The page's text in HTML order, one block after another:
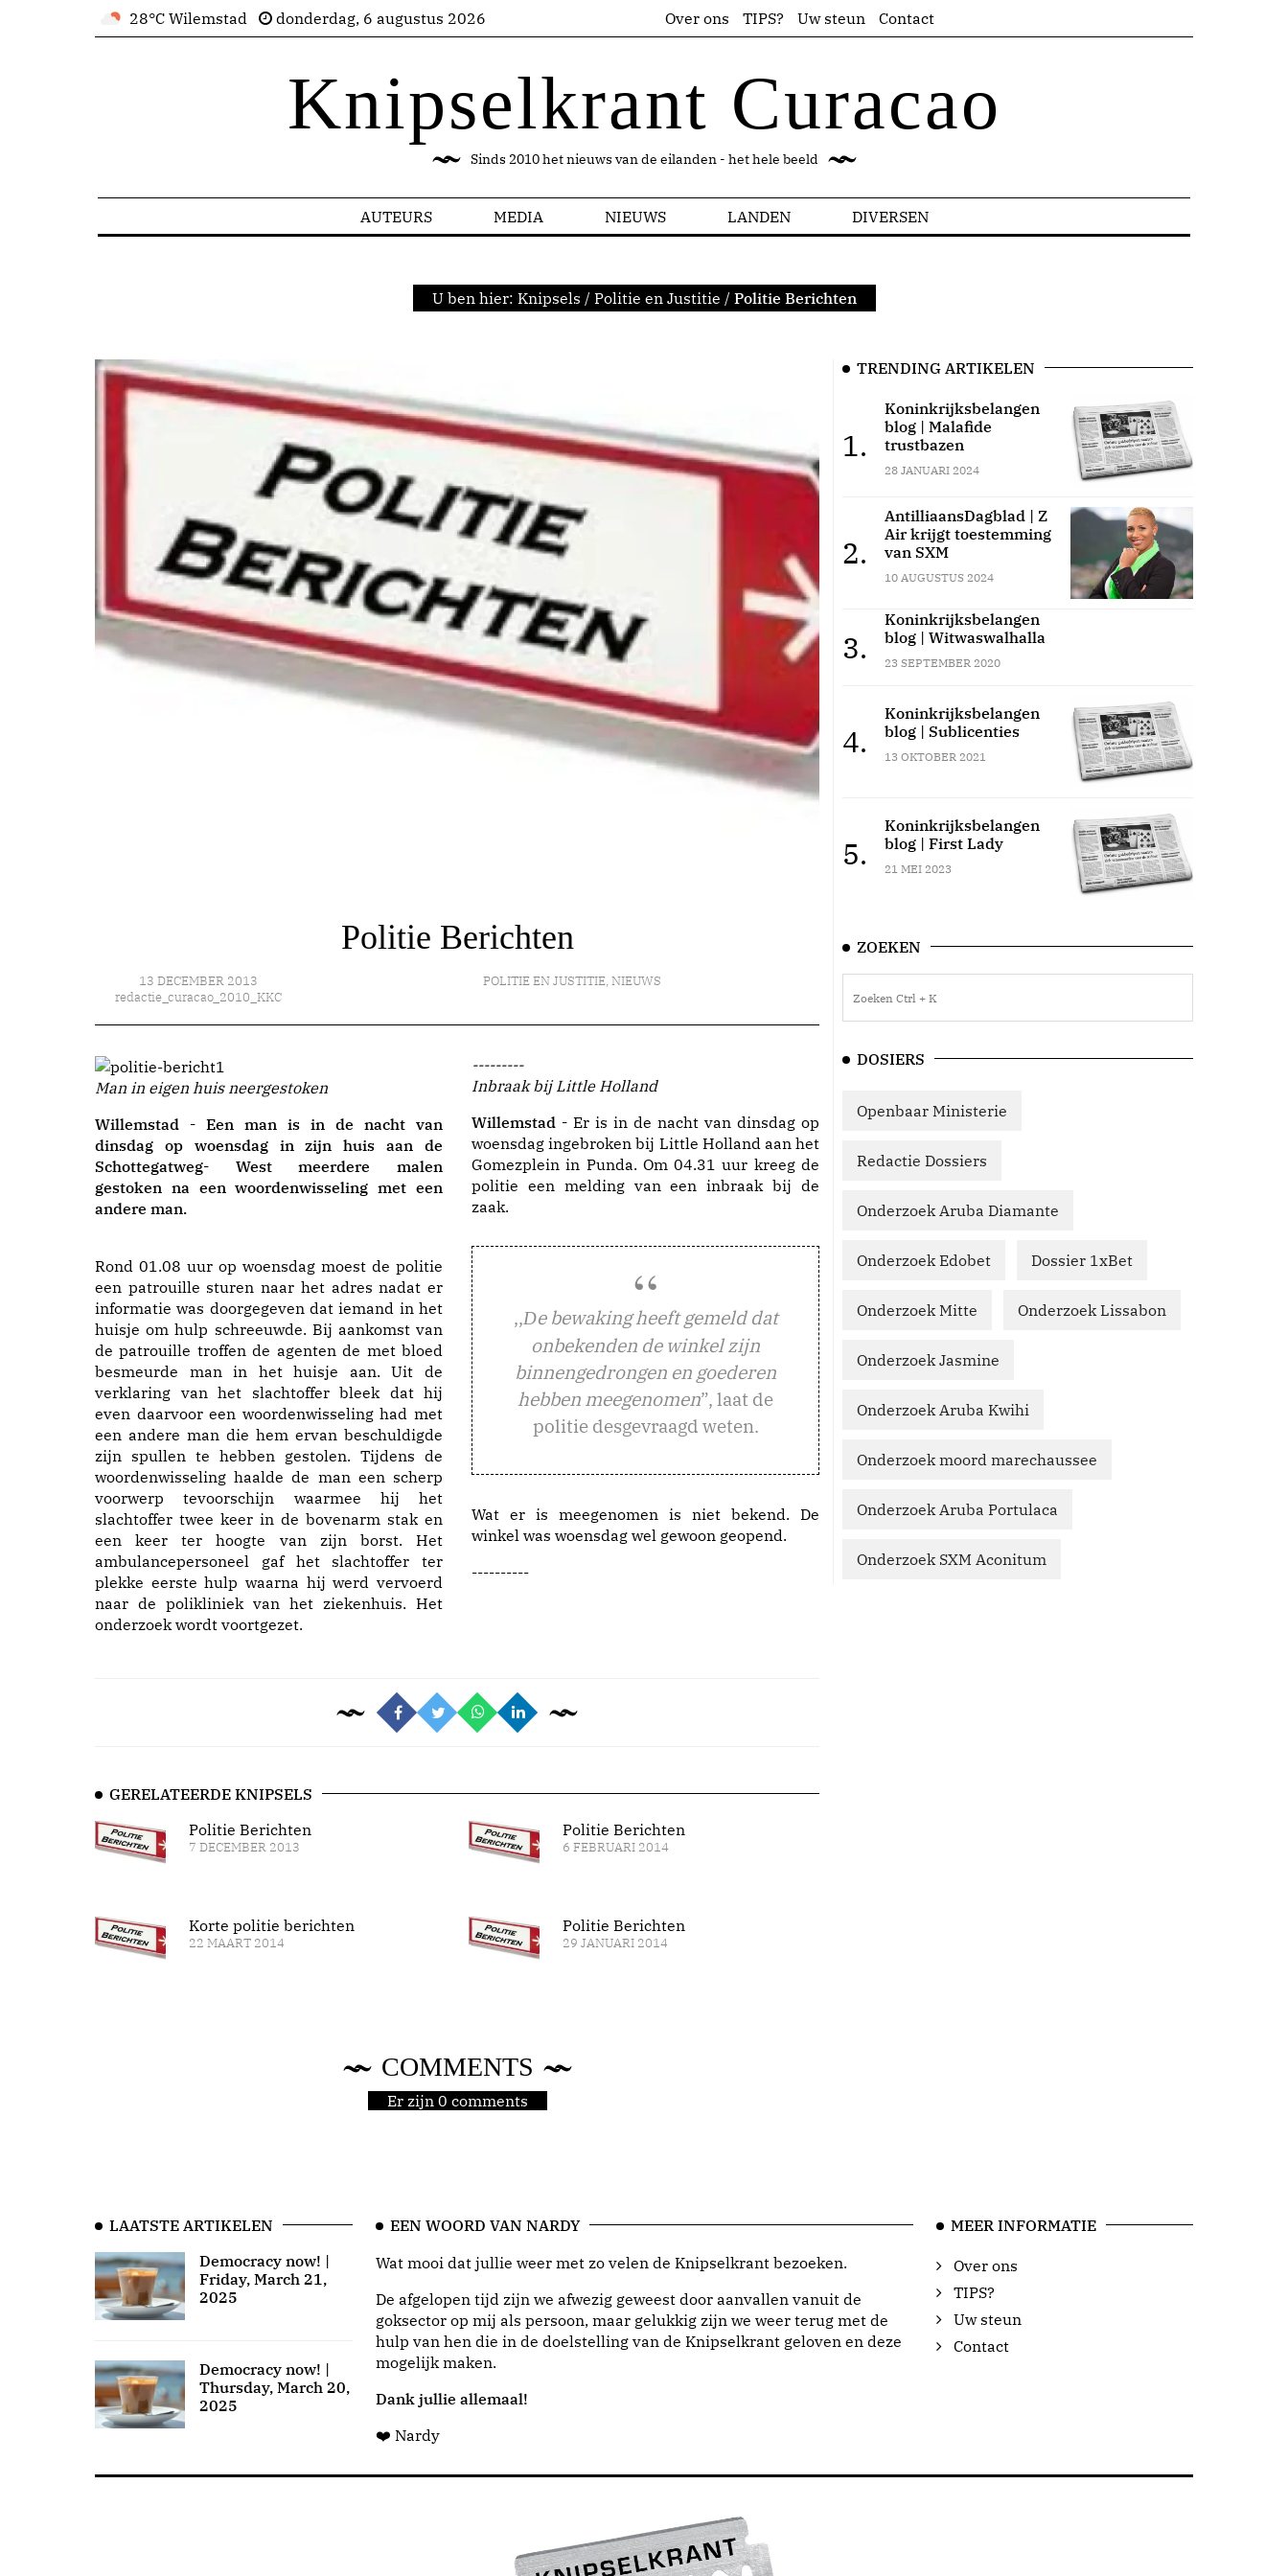
28°C Wilemstad donderdag, 6 augustus 2026 Over ons TIPS? Uw steun Contact
Knipselkrant Curacao
Sinds 2010 het nieuws van de eilanden - het hele beeld
AUTEURS MEDIA NIEUWS LANDEN DIVERSEN
U ben hier: Knipsels / Politie en Justitie / Politie Berichten
Politie Berichten
13 DECEMBER 2013
redactie_curacao_2010_KKC
POLITIE EN JUSTITIE, NIEUWS
Man in eigen huis neergestoken
Willemstad - Een man is in de nacht van
dinsdag op woensdag in zijn huis aan de
Schottegatweg- West meerdere malen
gestoken na een woordenwisseling met een
andere man.
Rond 01.08 uur op woensdag moest de politie
een patrouille sturen naar het adres nadat er
informatie was doorgegeven dat iemand in het
huisje om hulp schreeuwde. Bij aankomst van
de patrouille troffen de agenten de met bloed
besmeurde man in het huisje aan. Uit de
verklaring van het slachtoffer bleek dat hij
even daarvoor een woordenwisseling had met
een andere man die hem ervan beschuldigde
zijn spullen te hebben gestolen. Tijdens de
woordenwisseling haalde de man een scherp
voorwerp tevoorschijn waarmee hij het
slachtoffer twee keer in de bovenarm stak en
een keer ter hoogte van zijn borst. Het
ambulancepersoneel gaf het slachtoffer ter
plekke eerste hulp waarna hij werd vervoerd
naar de polikliniek van het ziekenhuis. Het
onderzoek wordt voortgezet.
---------
Inbraak bij Little Holland
Willemstad - Er is in de nacht van dinsdag op
woensdag ingebroken bij Little Holland aan het
Gomezplein in Punda. Om 04.31 uur kreeg de
politie een melding van een inbraak bij de
zaak.
,,De bewaking heeft gemeld dat
onbekenden de winkel zijn
binnengedrongen en goederen
hebben meegenomen”, laat de
politie desgevraagd weten.
Wat er is meegenomen is niet bekend. De
winkel was woensdag wel gewoon geopend.
----------
GERELATEERDE KNIPSELS
Politie Berichten
7 DECEMBER 2013
Korte politie berichten
22 MAART 2014
Politie Berichten
6 FEBRUARI 2014
Politie Berichten
29 JANUARI 2014
COMMENTS
Er zijn 0 comments
TRENDING ARTIKELEN
1.
Koninkrijksbelangen
blog | Malafide
trustbazen
28 JANUARI 2024
2.
AntilliaansDagblad | Z
Air krijgt toestemming
van SXM
10 AUGUSTUS 2024
3.
Koninkrijksbelangen
blog | Witwaswalhalla
23 SEPTEMBER 2020
4.
Koninkrijksbelangen
blog | Sublicenties
13 OKTOBER 2021
5.
Koninkrijksbelangen
blog | First Lady
21 MEI 2023
ZOEKEN
DOSIERS
Openbaar Ministerie
Redactie Dossiers
Onderzoek Aruba Diamante
Onderzoek Edobet Dossier 1xBet
Onderzoek Mitte Onderzoek Lissabon
Onderzoek Jasmine
Onderzoek Aruba Kwihi
Onderzoek moord marechaussee
Onderzoek Aruba Portulaca
Onderzoek SXM Aconitum
LAATSTE ARTIKELEN
Democracy now! |
Friday, March 21,
2025
Democracy now! |
Thursday, March 20,
2025
EEN WOORD VAN NARDY
Wat mooi dat jullie weer met zo velen de Knipselkrant bezoeken.
De afgelopen tijd zijn we afwezig geweest door aanvallen vanuit de
goksector op mij als persoon, maar gelukkig zijn we weer terug met de
hulp van hen die in de doelstelling van de Knipselkrant geloven en deze
mogelijk maken.
Dank jullie allemaal!
❤️ Nardy
MEER INFORMATIE
Over ons
TIPS?
Uw steun
Contact